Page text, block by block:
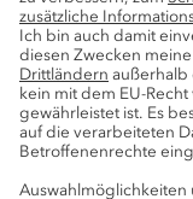
Service
Pressekontakte
K+S-Newsletter
K+S Fanshop